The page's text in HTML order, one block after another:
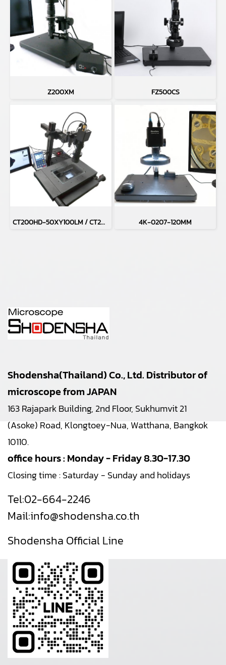
Z200XM FZ500CS
CT200HD-50XY100LM / CT200HD-H50XY100LM 4K-0207-120MM
Shodensha(Thailand) Co., Ltd. Distributor of
microscope from JAPAN
163 Rajapark Building, 2nd Floor, Sukhumvit 21
(Asoke) Road, Klongtoey-Nua, Watthana, Bangkok
10110.
office hours : Monday - Friday 8.30-17.30
Closing time : Saturday - Sunday and holidays
Tel:02-664-2246
Mail:info@shodensha.co.th
Shodensha Official Line